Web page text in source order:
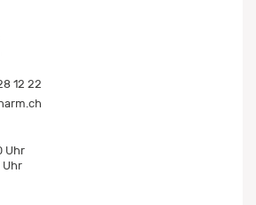
12 22
Uhr
Uhr